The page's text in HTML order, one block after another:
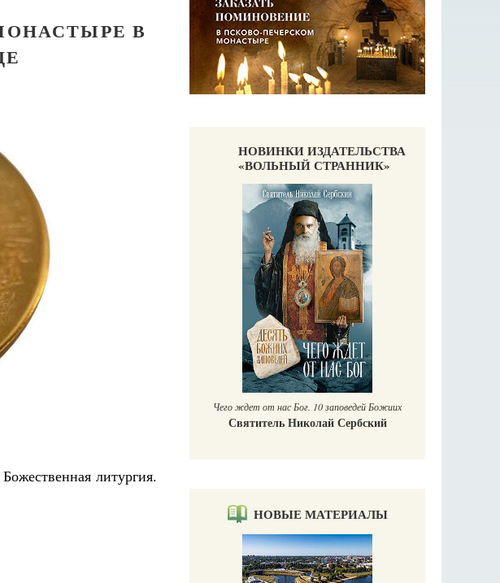
В
литургия.
НОВИНКИ ИЗДАТЕЛЬСТВА
«ВОЛЬНЫЙ СТРАННИК»
Георгий Победоносец. Научись у
Чего ждет от нас Бог. 10 заповедей Божиих
Святитель Николай Сербский
НОВЫЕ МАТЕРИАЛЫ